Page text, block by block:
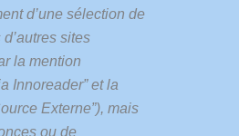
d’une sélection de
sites
la mention
Innoreader” et la
Externe”), mais
ou de